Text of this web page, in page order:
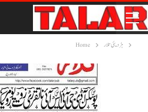
Home ہڑدیئی تلار